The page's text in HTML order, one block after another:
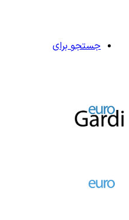
جستجو برای